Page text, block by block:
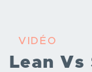
VIDÉO
Lean